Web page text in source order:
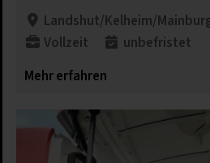
Landshut/Kelheim/
Vollzeit
unbefristet​
Mehr erfahren